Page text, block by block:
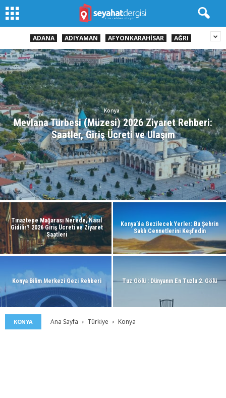
ADANA ADIYAMAN AFYONKARAHISAR AĞRI
Konya
Mevlana Türbesi (Müzesi) 2026 Ziyaret Rehberi:
Saatler, Giriş Ücreti ve Ulaşım
Tınaztepe Mağarası Nerede, Nasıl
Gidilir? 2026 Giriş Ücreti ve Ziyaret
Saatleri
Konya’da Gezilecek Yerler: Bu Şehrin
Saklı Cennetlerini Keşfedin
Konya Bilim Merkezi Gezi Rehberi Tuz Gölü : Dünyanın En Tuzlu 2. Gölü
KONYA Ana Sayfa Türkiye Konya